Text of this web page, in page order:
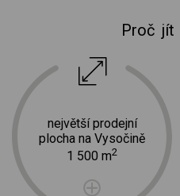
Proč jít
největší prodejní
plocha na Vysočině
1 500 m2